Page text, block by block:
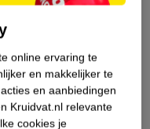
(nog) geen Nature
online ervaring te
en makkelijker te
en aanbiedingen
Kruidvat.nl relevante
cookies je